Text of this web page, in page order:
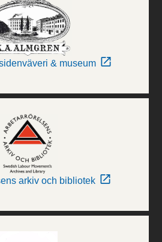
& museum
arkiv och bibliotek